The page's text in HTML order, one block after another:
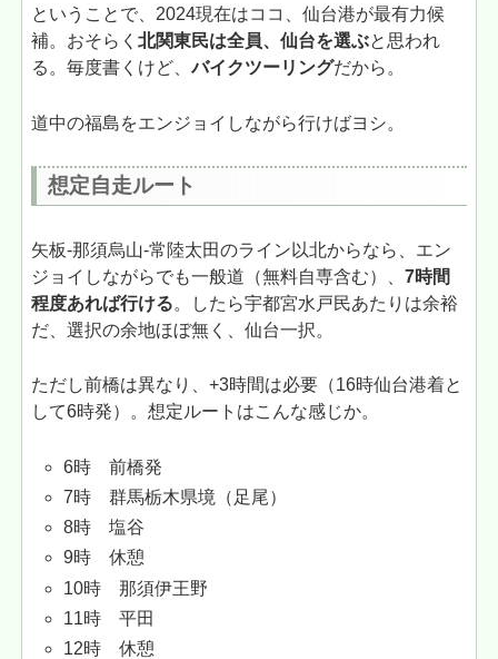
ということで、2024現在はココ、仙台港が最有力候
補。おそらく北関東民は全員、仙台を選ぶと思われ
る。毎度書くけど、バイクツーリングだから。
道中の福島をエンジョイしながら行けばヨシ。
想定自走ルート
矢板-那須烏山-常陸太田のライン以北からなら、エン
ジョイしながらでも一般道（無料自専含む）、7時間
程度あれば行ける。したら宇都宮水戸民あたりは余裕
だ、選択の余地ほぼ無く、仙台一択。
ただし前橋は異なり、+3時間は必要（16時仙台港着と
して6時発）。想定ルートはこんな感じか。
6時 前橋発
7時 群馬栃木県境（足尾）
8時 塩谷
9時 休憩
10時 那須伊王野
11時 平田
12時 休憩